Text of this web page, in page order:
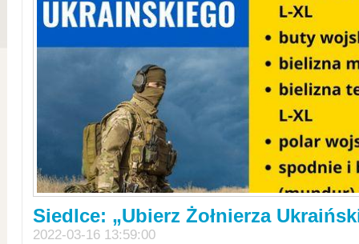
Siedlce: „Ubierz Żołnierza
2022-03-16 13:59:00